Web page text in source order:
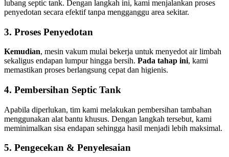
lubang septic tank. Dengan langkah ini, kami menjalankan proses
penyedotan secara efektif tanpa mengganggu area sekitar.
3. Proses Penyedotan
Kemudian, mesin vakum mulai bekerja untuk menyedot air limbah
sekaligus endapan lumpur hingga bersih. Pada tahap ini, kami
memastikan proses berlangsung cepat dan higienis.
4. Pembersihan Septic Tank
Apabila diperlukan, tim kami melakukan pembersihan tambahan
menggunakan alat bantu khusus. Dengan langkah tersebut, kami
meminimalkan sisa endapan sehingga hasil menjadi lebih maksimal.
5. Pengecekan & Penyelesaian